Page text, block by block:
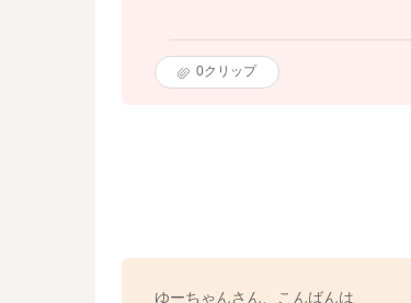
0クリップ
ゆーちゃんさん、こんばんは